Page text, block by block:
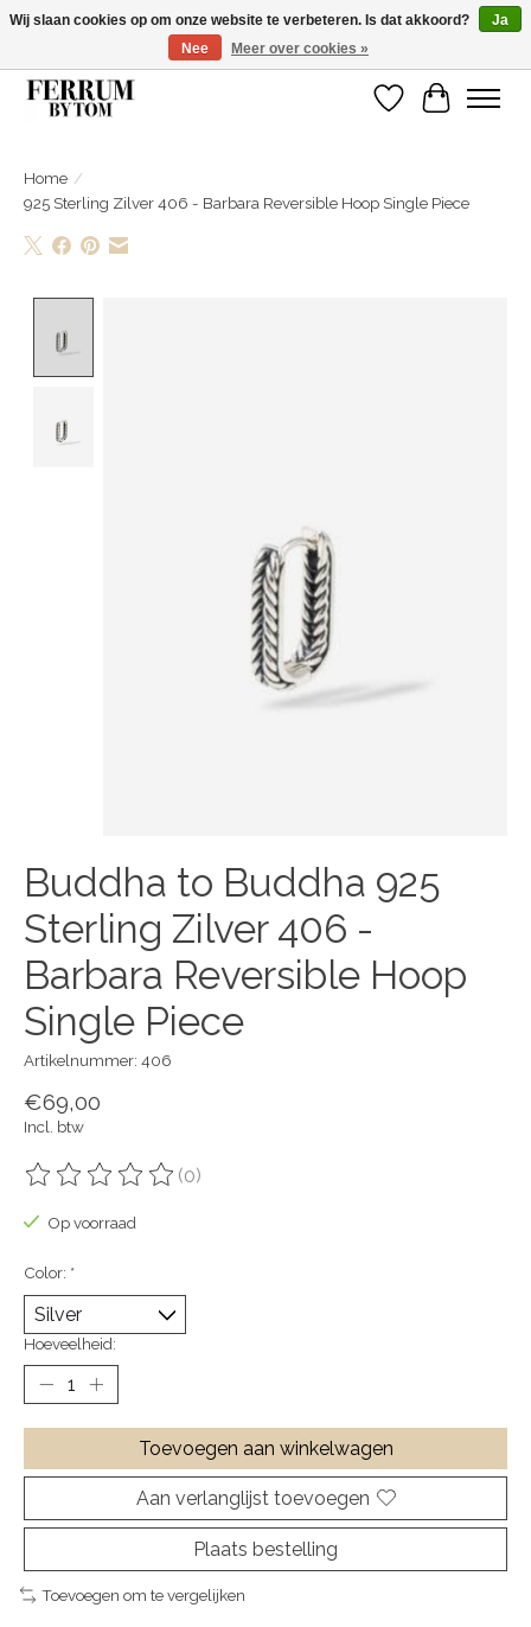
Wij zijn gelsoten van 14 tm 18 februari
Verlanglijst
Home /
925 Sterling Zilver 406 - Barbara Reversible Hoop Single Piece
Buddha to Buddha 925
Sterling Zilver 406 -
Barbara Reversible Hoop
Single Piece
Artikelnummer: 406
€69,00
Incl. btw
De beoordeling van dit product is
(0)
Op voorraad
Color: *
Hoeveelheid:
Toevoegen aan winkelwagen
Aan verlanglijst toevoegen
Plaats bestelling
Toevoegen om te vergelijken
Wij slaan cookies op om onze website te verbeteren. Is dat akkoord?
Ja
Nee
Meer over cookies »